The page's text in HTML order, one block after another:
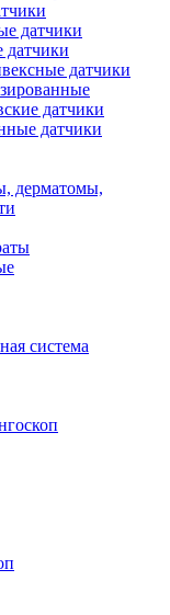
датчики
датчики
датчики
датчики
дерматомы,
система